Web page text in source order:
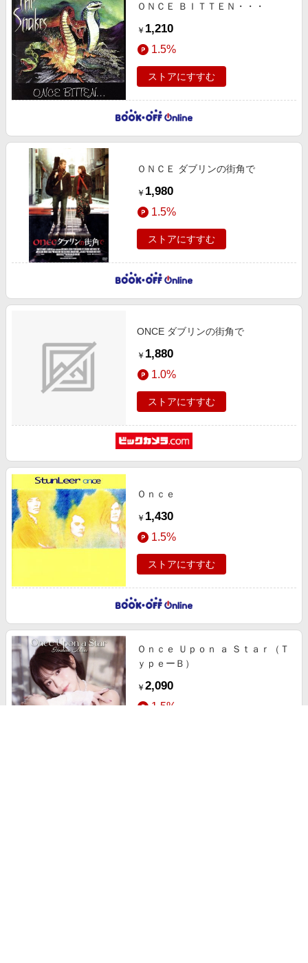
ＯＮＣＥ ＢＩＴＴＥＮ・・・
￥ 1,210
1.5%
ストアにすすむ
ＯＮＣＥ ダブリンの街角で
￥ 1,980
1.5%
ストアにすすむ
ONCE ダブリンの街角で
￥ 1,880
1.0%
ストアにすすむ
Ｏｎｃｅ
￥ 1,430
1.5%
ストアにすすむ
Ｏｎｃｅ Ｕｐｏｎ ａ Ｓｔａｒ（Ｔ
ｙｐｅーＢ）
￥ 2,090
1.5%